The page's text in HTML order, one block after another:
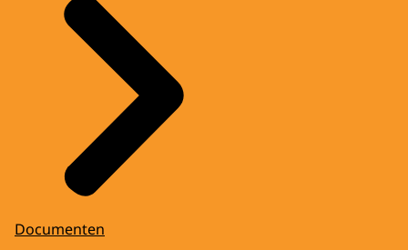
Documenten